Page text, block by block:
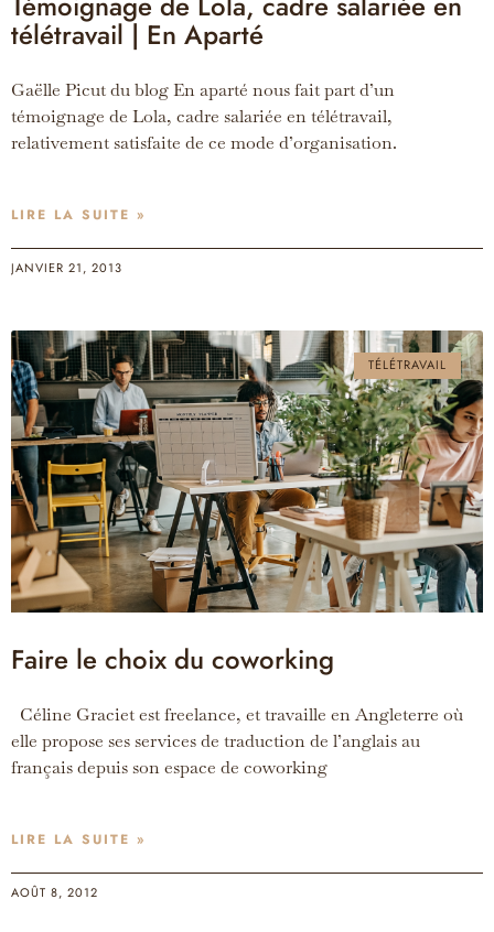
télétravail | En Aparté
Gaëlle Picut du blog En aparté nous fait part d’un
témoignage de Lola, cadre salariée en télétravail,
relativement satisfaite de ce mode d’organisation.
LIRE LA SUITE »
JANVIER 21, 2013
TÉLÉTRAVAIL
Faire le choix du coworking
Céline Graciet est freelance, et travaille en Angleterre où
elle propose ses services de traduction de l’anglais au
français depuis son espace de coworking
LIRE LA SUITE »
AOÛT 8, 2012